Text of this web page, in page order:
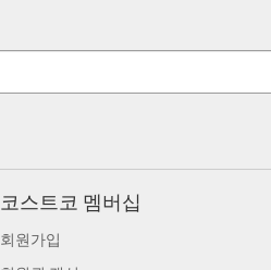
코스트코 멤버십
회원가입